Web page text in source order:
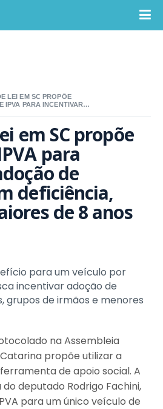
LEI EM SC PROPÕE
IPVA PARA INCENTIVAR
em SC propõe
para
de
deficiência,
de 8 anos
para um veículo por
incentivar adoção de
grupos de irmãos e menores
na Assembleia
propõe utilizar a
de apoio social. A
deputado Rodrigo Fachini,
para um único veículo de